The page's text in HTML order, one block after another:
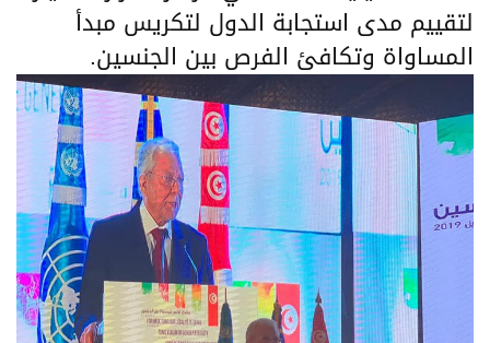
لتقييم مدى استجابة الدول لتكريس مبدأ
المساواة وتكافئ الفرص بين الجنسين.